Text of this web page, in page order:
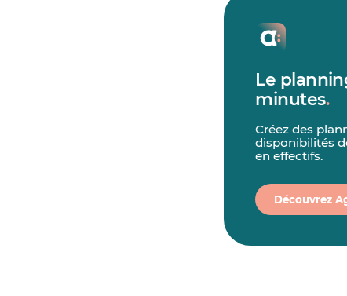
Le
minutes.
Créez des
disponibilités
en effectifs.
Découvrez